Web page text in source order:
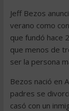
Jeff Bezos
verano como
que fundó hace
que menos de
ser la persona
Bezos nació en
padres se
casó con un